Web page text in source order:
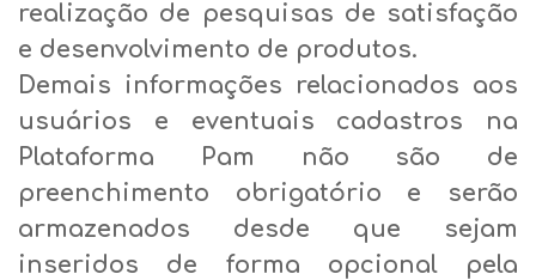
realização de pesquisas de satisfação
e desenvolvimento de produtos.
Demais informações relacionados aos
usuários e eventuais cadastros na
Plataforma Pam não são de
preenchimento obrigatório e serão
armazenados desde que sejam
inseridos de forma opcional pela